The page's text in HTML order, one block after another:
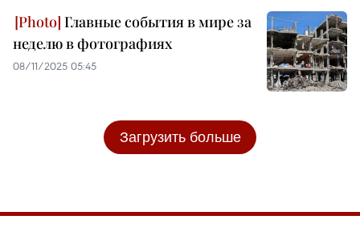
Главные события в мире за
неделю в фотографиях
08/11/2025 05:45
Загрузить больше